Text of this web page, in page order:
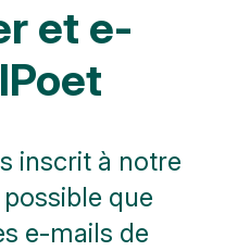
et e-
inscrit à notre
que
e-mails de